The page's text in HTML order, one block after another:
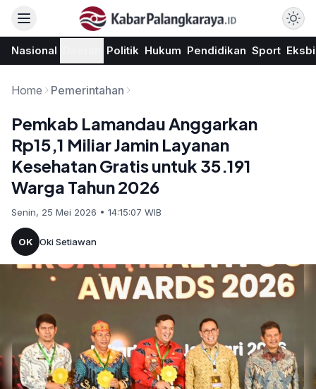
Nasional Politik Hukum Pendidikan Sport
Home Pemerintahan
Pemkab Lamandau Anggarkan
Rp15,1 Miliar Jamin Layanan
Kesehatan Gratis untuk 35.191
Warga Tahun 2026
Senin, 25 Mei 2026 • 14:15:07 WIB
OK Oki Setiawan